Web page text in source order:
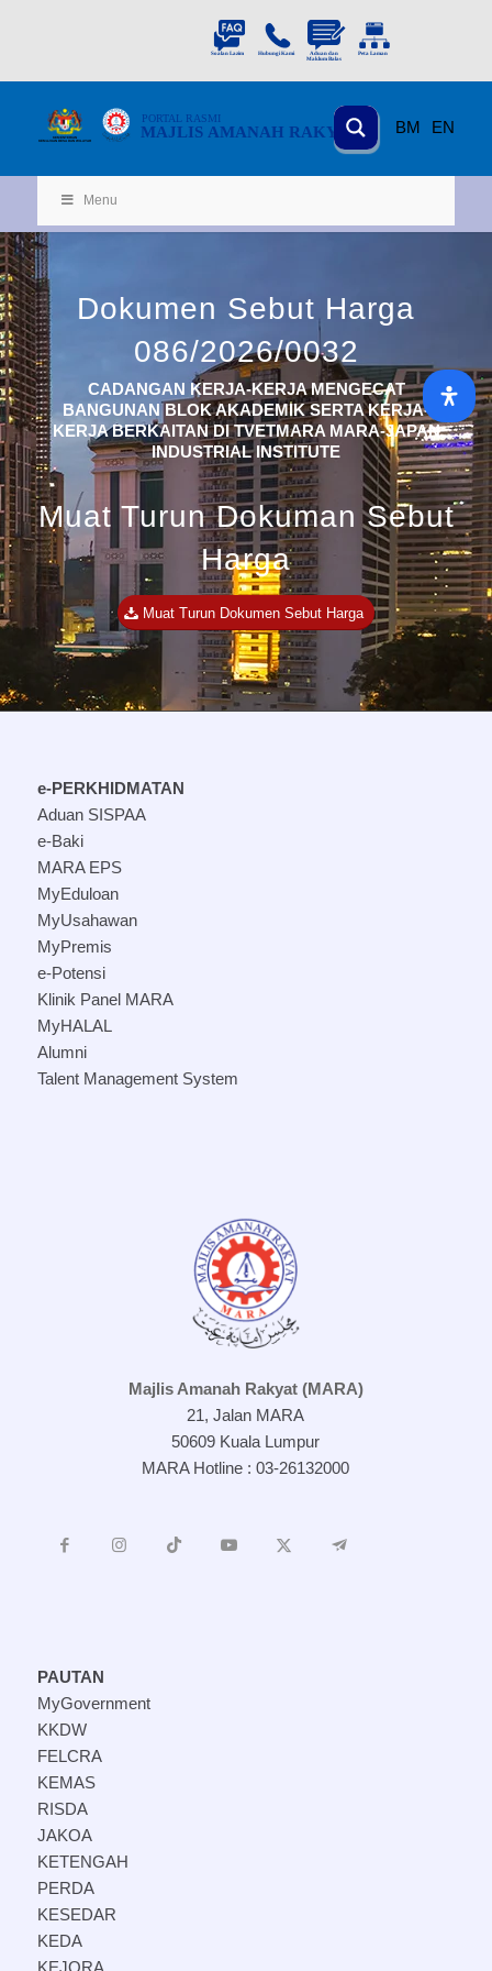
BM EN
MAJLIS AMANAH RAKYAT
PORTAL RASMI
KEMENTERIAN
KEMAJUAN DESA DAN WILA YAH
Menu
Dokumen Sebut Harga
086/2026/0032
CADANGAN KERJA-KERJA MENGECAT
BANGUNAN BLOK AKADEMIK SERTA KERJA-
KERJA BERKAITAN DI TVETMARA MARA-JAPAN
INDUSTRIAL INSTITUTE
Muat Turun Dokuman Sebut
Harga
Muat Turun Dokumen Sebut Harga
e-PERKHIDMATAN
Aduan SISPAA
e-Baki
MARA EPS
MyEduloan
MyUsahawan
MyPremis
e-Potensi
Klinik Panel MARA
MyHALAL
Alumni
Talent Management System
Majlis Amanah Rakyat (MARA)
21, Jalan MARA
50609 Kuala Lumpur
MARA Hotline : 03-26132000
PAUTAN
MyGovernment
KKDW
FELCRA
KEMAS
RISDA
JAKOA
KETENGAH
PERDA
KESEDAR
KEDA
KEJORA